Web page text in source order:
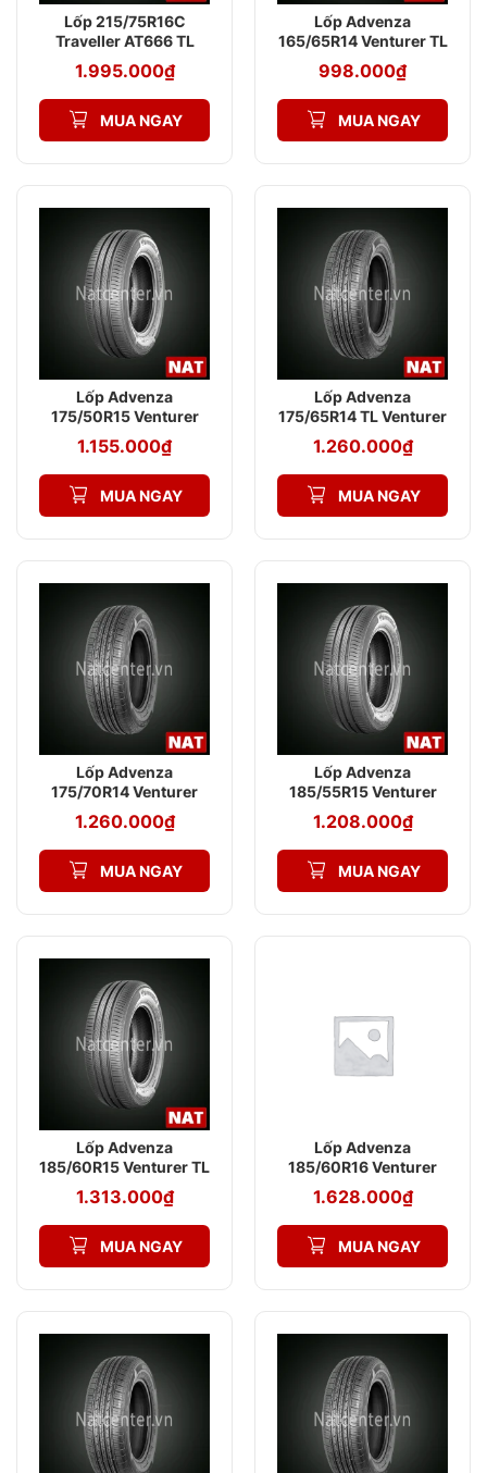
Lốp 215/75R16C
Traveller AT666 TL
113/111S Advenza
1.995.000₫
MUA NGAY
Lốp Advenza
165/65R14 Venturer TL
AV568 79H
998.000₫
MUA NGAY
Lốp Advenza
175/50R15 Venturer
AV568 TL 75H
1.155.000₫
MUA NGAY
Lốp Advenza
175/65R14 TL Venturer
AV579 82T
1.260.000₫
MUA NGAY
Lốp Advenza
175/70R14 Venturer
AV579 TL 86T
1.260.000₫
MUA NGAY
Lốp Advenza
185/55R15 Venturer
AV568 86V XL
1.208.000₫
MUA NGAY
Lốp Advenza
185/60R15 Venturer TL
AV568 84H
1.313.000₫
MUA NGAY
Lốp Advenza
185/60R16 Venturer
AV568 86H
1.628.000₫
MUA NGAY